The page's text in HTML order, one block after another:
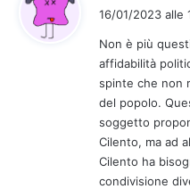
16/01/2023 alle
Non è più
affidabilità
spinte che non
del popolo.
soggetto
Cilento, ma ad
Cilento ha
condivisione